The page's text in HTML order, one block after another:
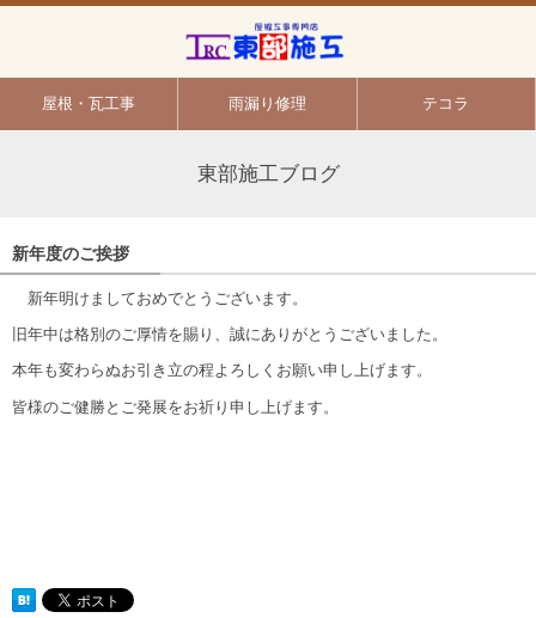
屋根・瓦工事 雨漏り修理 テコラ
東部施工ブログ
新年度のご挨拶
新年明けましておめでとうございます。
旧年中は格別のご厚情を賜り、誠にありがとうございました。
本年も変わらぬお引き立の程よろしくお願い申し上げます。
皆様のご健勝とご発展をお祈り申し上げます。